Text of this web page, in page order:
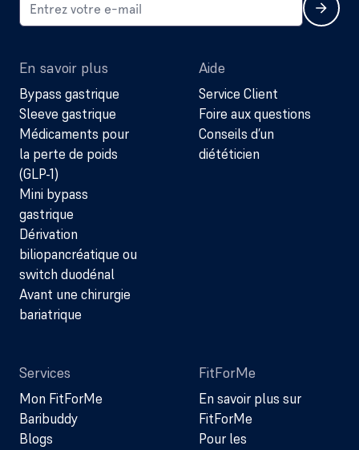
En savoir plus
Bypass gastrique
Sleeve gastrique
Médicaments pour
la perte de poids
(GLP-1)
Mini bypass
gastrique
Dérivation
biliopancréatique ou
switch duodénal
Avant une chirurgie
bariatrique
Aide
Service Client
Foire aux questions
Conseils d’un
diététicien
Services
Mon FitForMe
Baribuddy
Blogs
FitForMe
En savoir plus sur
FitForMe
Pour les